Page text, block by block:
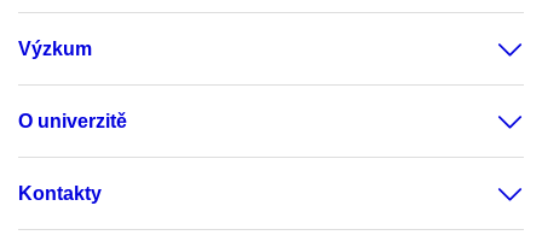
Výzkum
O univerzitě
Kontakty